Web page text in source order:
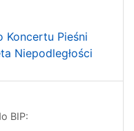
Koncertu Pieśni
Niepodległości
BIP: